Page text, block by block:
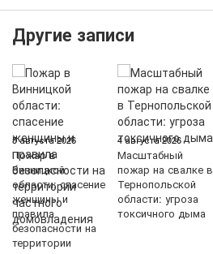
Другие записи
5 августа 2026
Пожар в
Винницкой
области: спасение
женщины и
правила
безопасности на
территории
4 августа 2026
Масштабный
пожар на свалке в
Тернопольской
области: угроза
токсичного дыма